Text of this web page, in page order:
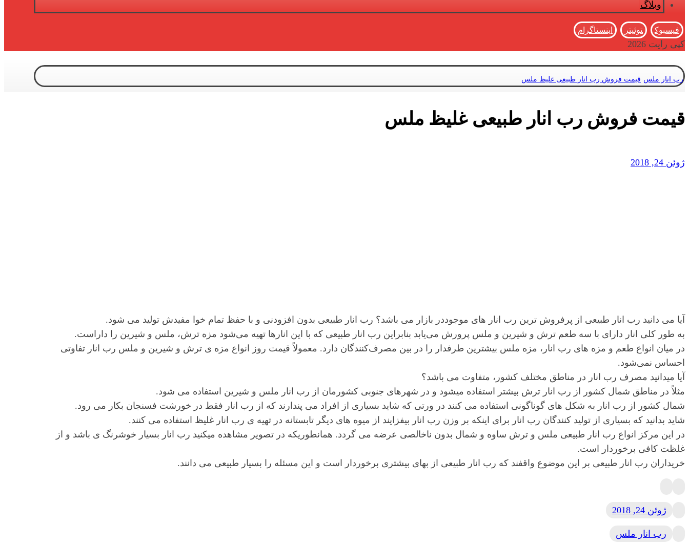
وبلاگ
فیسبوک توئیتر اینستاگرام
کپی رایت 2026
رب انار ملس قیمت فروش رب انار طبیعی غلیظ ملس
قیمت فروش رب انار طبیعی غلیظ ملس
ژوئن 24, 2018
آیا می دانید رب انار طبیعی از پرفروش ترین رب انار های موجوددر بازار می باشد؟ رب انار طبیعی بدون افزودنی و با حفظ تمام خوا مفیدش تولید می شود.
به طور کلی انار دارای با سه طعم ترش و شیرین و ملس پرورش می‌یابد بنابراین رب انار طبیعی که با این انارها تهیه می‌شود مزه ترش، ملس و شیرین را داراست.
در میان انواع طعم و مزه های رب انار، مزه ملس بیشترین طرفدار را در بین مصرف‌کنندگان دارد. معمولاً قیمت روز انواع مزه ی ترش و شیرین و ملس رب انار تفاوتی
احساس نمی‌شود.
آیا میدانید مصرف رب انار در مناطق مختلف کشور، متفاوت می باشد؟
مثلاً در مناطق شمال کشور از رب انار ترش بیشتر استفاده میشود و در شهرهای جنوبی کشورمان از رب انار ملس و شیرین استفاده می‌ شود.
شمال کشور از رب انار به شکل های گوناگونی استفاده می کنند در ورتی که شاید بسیاری از افراد می پندارند که از رب انار فقط در خورشت فسنجان بکار می رود.
شاید بدانید که بسیاری از تولید کنندگان رب انار برای اینکه بر وزن رب انار بیفزایند از میوه های دیگر تابستانه در تهیه ی رب انار غلیظ استفاده می کنند.
در این مرکز انواع رب انار طبیعی ملس و ترش ساوه و شمال بدون ناخالصی عرضه می گردد. همانطوریکه در تصویر مشاهده میکنید رب انار بسیار خوشرنگ ی باشد و از
غلظت کافی برخوردار است.
خریداران رب انار طبیعی بر این موضوع واقفند که رب انار طبیعی از بهای بیشتری برخوردار است و این مسئله را بسیار طبیعی می دانند.
ژوئن 24, 2018
رب انار ملس